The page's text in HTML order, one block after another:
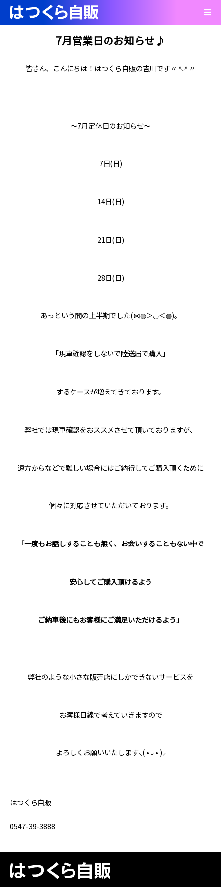
7月営業日のお知らせ♪
皆さん、こんにちは！はつくら自販の吉川です〃 ❛ᴗ❛ 〃
～7月定休日のお知らせ～
7日(日)
14日(日)
21日(日)
28日(日)
あっという間の上半期でした(⋈◍＞◡＜◍)。
「現車確認をしないで陸送届で購入」
するケースが増えてきております。
弊社では現車確認をおススメさせて頂いておりますが、
遠方からなどで難しい場合にはご納得してご購入頂くために
個々に対応させていただいております。
「一度もお話しすることも無く、お会いすることもない中で
安心してご購入頂けるよう
ご納車後にもお客様にご満足いただけるよう」
弊社のような小さな販売店にしかできないサービスを
お客様目線で考えていきますので
よろしくお願いいたします⸜( •⌄• )⸝
はつくら自販
0547-39-3888